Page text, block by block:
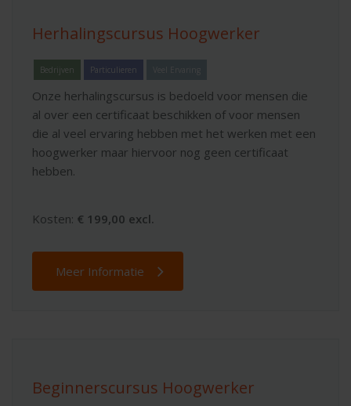
Herhalingscursus Hoogwerker
Bedrijven Particulieren Veel Ervaring
Onze herhalingscursus is bedoeld voor mensen die
al over een certificaat beschikken of voor mensen
die al veel ervaring hebben met het werken met een
hoogwerker maar hiervoor nog geen certificaat
hebben.
Kosten: € 199,00 excl.
Meer Informatie
Beginnerscursus Hoogwerker